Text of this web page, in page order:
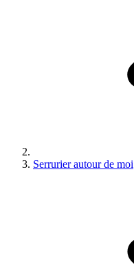
Serrurier autour de moi